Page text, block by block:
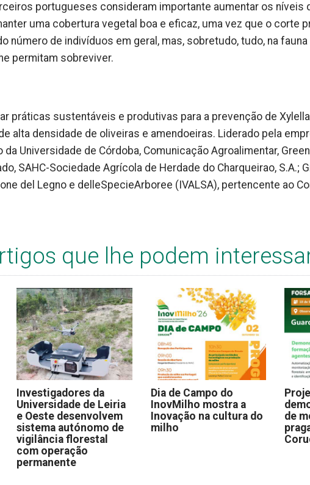
portugueses consideram importante aumentar os níveis
uma cobertura vegetal boa e eficaz, uma vez que o corte
número de indivíduos em geral, mas, sobretudo, tudo, na
permitam sobreviver.
práticas sustentáveis ​​e produtivas para a prevenção de
alta densidade de oliveiras e amendoeiras. Liderado pela
Universidade de Córdoba, Comunicação Agroalimentar,
SAHC-Sociedade Agrícola de Herdade do Charqueirao, S.A.;
del Legno e delleSpecieArboree (IVALSA), pertencente ao
que lhe podem
Investigadores da
Universidade de Leiria
e Oeste desenvolvem
sistema autónomo de
vigilância florestal
com operação
permanente
Dia de Campo do
InovMilho mostra a
Inovação na cultura do
milho
de